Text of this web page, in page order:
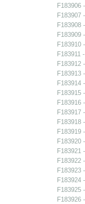
F183906
F183907
F183908
F183909
F183910
F183911
F183912
F183913
F183914
F183915
F183916
F183917
F183918
F183919
F183920
F183921
F183922
F183923
F183924
F183925
F183926